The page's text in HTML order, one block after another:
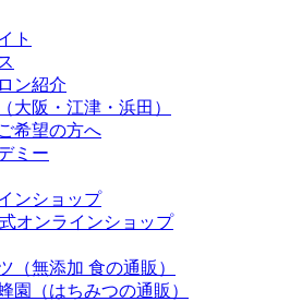
ト
ン紹介
大阪・江津・浜田）
希望の方へ
ミー
ンショップ
式オンラインショップ
（無添加 食の通販）
園（はちみつの通販）